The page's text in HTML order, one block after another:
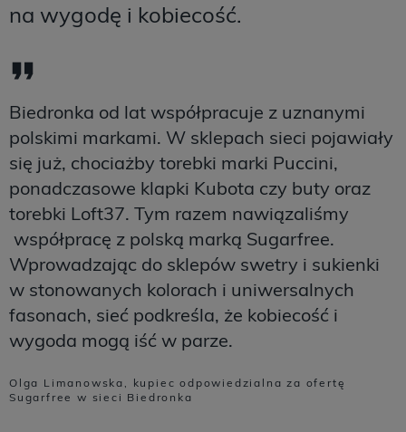
na wygodę i kobiecość.
Biedronka od lat współpracuje z uznanymi
polskimi markami. W sklepach sieci pojawiały
się już, chociażby torebki marki Puccini,
ponadczasowe klapki Kubota czy buty oraz
torebki Loft37. Tym razem nawiązaliśmy
współpracę z polską marką Sugarfree.
Wprowadzając do sklepów swetry i sukienki
w stonowanych kolorach i uniwersalnych
fasonach, sieć podkreśla, że kobiecość i
wygoda mogą iść w parze.
Olga Limanowska, kupiec odpowiedzialna za ofertę
Sugarfree w sieci Biedronka